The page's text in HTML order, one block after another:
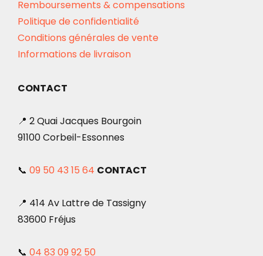
Remboursements & compensations
Politique de confidentialité
Conditions générales de vente
Informations de livraison
CONTACT
📍 2 Quai Jacques Bourgoin
91100 Corbeil-Essonnes
📞 09 50 43 15 64 CONTACT
📍 414 Av Lattre de Tassigny
83600 Fréjus
📞 04 83 09 92 50